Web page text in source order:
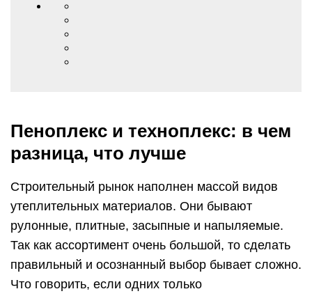
Пеноплекс и техноплекс: в чем
разница, что лучше
Строительный рынок наполнен массой видов
утеплительных материалов. Они бывают
рулонные, плитные, засыпные и напыляемые.
Так как ассортимент очень большой, то сделать
правильный и осознанный выбор бывает сложно.
Что говорить, если одних только